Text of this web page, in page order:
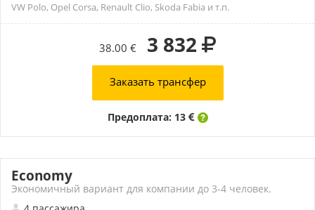
VW Polo, Opel Corsa, Renault Clio, Skoda Fabia и т.п.
38.00 € 3 832
Заказать трансфер
Предоплата: 13
Economy
Экономичный вариант для компании до 3-4 человек.